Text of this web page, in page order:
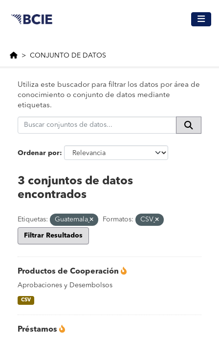
CONJUNTO DE DATOS
Utiliza este buscador para filtrar los datos por área de
conocimiento o conjunto de datos mediante
etiquetas.
Ordenar por
3 conjuntos de datos
encontrados
Etiquetas: Guatemala Formatos: CSV
Filtrar Resultados
Productos de Cooperación
Aprobaciones y Desembolsos
CSV
Préstamos